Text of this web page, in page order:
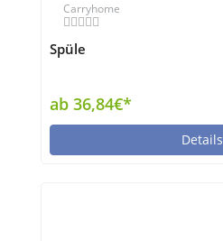
Carryhome
Spüle
ab 36,84€*
Details